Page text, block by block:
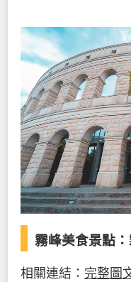
霧峰美食景點
相關連結： 完整圖